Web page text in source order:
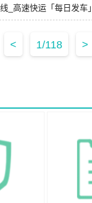
_高速快运「每日发车」
< 1/118 >